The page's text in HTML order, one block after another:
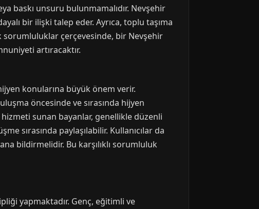
baskı unsuru bulunmamalıdır. Nevşehir
bir ilişki talep eder. Ayrıca, toplu taşıma
sorumluluklar çerçevesinde, bir Nevşehir
artıracaktır.
konularına büyük önem verir.
öncesinde ve sırasında hijyen
sunan bayanlar, genellikle düzenli
sırasında paylaşılabilir. Kullanıcılar da
bildirmelidir. Bu karşılıklı sorumluluk
yapmaktadır. Genç, eğitimli ve